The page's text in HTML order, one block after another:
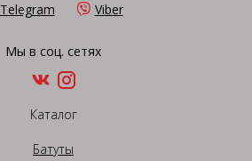
Telegram Viber
Мы в соц. сетях
Каталог
Батуты